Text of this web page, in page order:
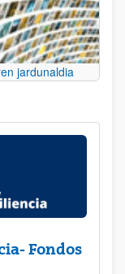
jardunaldia
Fondos